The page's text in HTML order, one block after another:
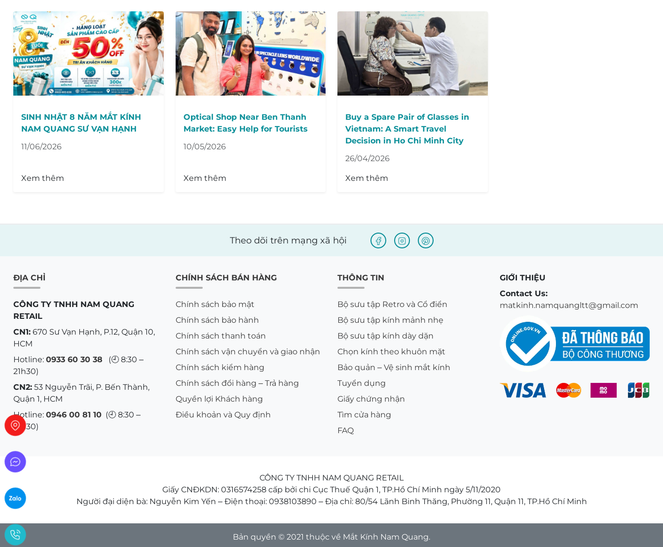
SINH NHẬT 8 NĂM MẮT KÍNH
NAM QUANG SƯ VẠN HẠNH
11/06/2026
Xem thêm
Optical Shop Near Ben Thanh
Market: Easy Help for Tourists
10/05/2026
Xem thêm
Buy a Spare Pair of Glasses in
Vietnam: A Smart Travel
Decision in Ho Chi Minh City
26/04/2026
Xem thêm
Theo dõi trên mạng xã hội
ĐỊA CHỈ
CÔNG TY TNHH NAM QUANG
RETAIL
CN1: 670 Sư Vạn Hạnh, P.12, Quận 10,
HCM
Hotline: 0933 60 30 38 (🕘 8:30 –
21h30)
CN2: 53 Nguyễn Trãi, P. Bến Thành,
Quận 1, HCM
Hotline: 0946 00 81 10 (🕘 8:30 –
21h30)
CHÍNH SÁCH BÁN HÀNG
Chính sách bảo mật
Chính sách bảo hành
Chính sách thanh toán
Chính sách vận chuyển và giao nhận
Chính sách kiểm hàng
Chính sách đổi hàng – Trả hàng
Quyền lợi Khách hàng
Điều khoản và Quy định
THÔNG TIN
Bộ sưu tập Retro và Cổ điển
Bộ sưu tập kính mảnh nhẹ
Bộ sưu tập kính dày dặn
Chọn kính theo khuôn mặt
Bảo quản – Vệ sinh mắt kính
Tuyển dụng
Giấy chứng nhận
Tìm cửa hàng
FAQ
GIỚI THIỆU
Contact Us:
matkinh.namquangltt@gmail.com
CÔNG TY TNHH NAM QUANG RETAIL
Giấy CNĐKDN: 0316574258 cấp bởi chi Cục Thuế Quận 1, TP.Hồ Chí Minh ngày 5/11/2020
Người đại diện bà: Nguyễn Kim Yến – Điện thoại: 0938103890 – Địa chỉ: 80/54 Lãnh Binh Thăng, Phường 11, Quận 11, TP.Hồ Chí Minh
Bản quyền © 2021 thuộc về Mắt Kính Nam Quang.